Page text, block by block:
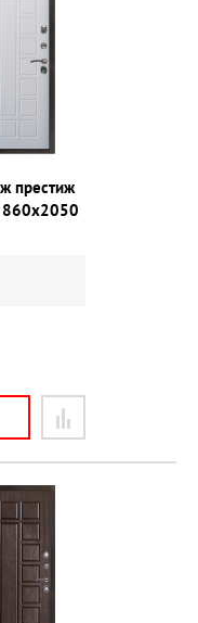
престиж
860х2050